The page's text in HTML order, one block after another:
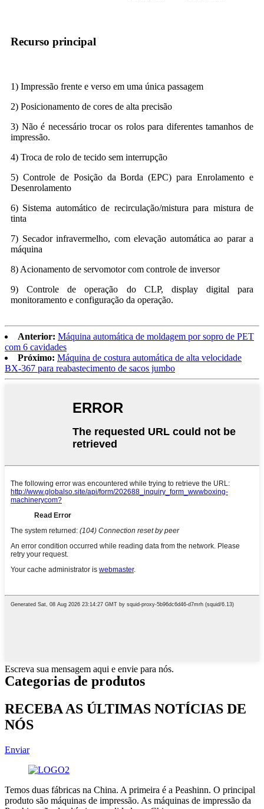
Recurso principal
1) Impressão frente e verso em uma única passagem
2) Posicionamento de cores de alta precisão
3) Não é necessário trocar os rolos para diferentes tamanhos de
impressão.
4) Troca de rolo de tecido sem interrupção
5) Controle de Posição da Borda (EPC) para Enrolamento e
Desenrolamento
6) Sistema automático de recirculação/mistura para mistura de
tinta
7) Secador infravermelho, com elevação automática ao parar a
máquina
8) Acionamento de servomotor com controle de inversor
9) Controle de operação do CLP, display digital para
monitoramento e configuração da operação.
Anterior: Máquina automática de moldagem por sopro de PET
com 6 cavidades
Próximo: Máquina de costura automática de alta velocidade
BX-367 para reabastecimento de sacos jumbo
Escreva sua mensagem aqui e envie para nós.
Categorias de produtos
RECEBA AS ÚLTIMAS NOTÍCIAS DE
NÓS
Enviar
Temos duas fábricas na China. A primeira é a Peashinn. O principal
produto são máquinas de impressão. As máquinas de impressão da